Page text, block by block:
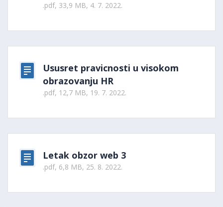
.pdf, 33,9 MB, 4. 7. 2022.
Ususret pravicnosti u visokom
obrazovanju HR
.pdf, 12,7 MB, 19. 7. 2022.
Letak obzor web 3
.pdf, 6,8 MB, 25. 8. 2022.